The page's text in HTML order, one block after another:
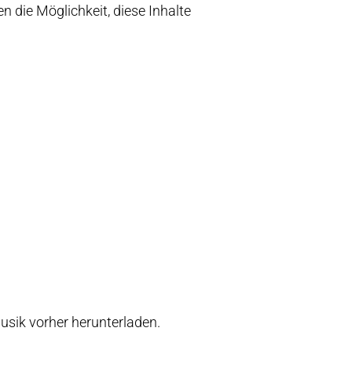
die Möglichkeit, diese Inhalte
vorher herunterladen.